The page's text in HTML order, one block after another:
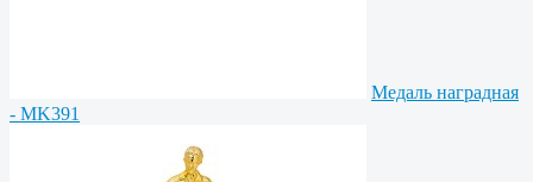
Медаль наградная
- MK391